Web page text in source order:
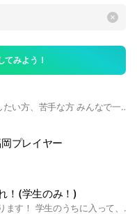
てみよう！
頭文字Dを極めたい方、攻略したい方、苦手な方 みんなで一緒に上手くなりましょ!! #頭文字D #アーケード #イニシャルD #イニD #ゲーセン #湾岸 #湾岸ミッドナイト
プレイヤー
！(学生のみ！)
ここは、学生のみとなっております！ 学生のうちに入って、そのまま大人になって居てもいいです！ 入ったのが学生であれば問題なしです！(高校卒業→大学4年間22歳までと致します！) 日本車、外国車関係なく好きな人来てくれると嬉しいです！ 湾岸ミッドナイトや頭文字D好きな人もOKです！ 車じゃないお話をしたい場合は、サブトークルームに入ってくれると助かります！ 今は少ないけど、10人目標(ライト)に 目指してるのでよかったら入ってください！ 主は中3です！ ～ルール～(長いけど読んでね) ･スタ連 ･暴言 ･下ネタ ･出会い厨 ･オフ会 ･初期アイコン ･即抜けは絶対やらないで下さい！ ノリでもやらせでもないです！ (理由がなければ再参加できません！) (理由があるなら言ってください！) ･質問抜け ･勝手に無断転載･無断保存 ･本名の苗字(下の名前はOK) ルールを守って楽しいオプにしよう！ それでは、オプで待ってるよ〜🎶 #くるま #車 #イニシャルd #頭文字D #日本車 #外国車 #新車 #中古車 #車好き #ドリフト #湾岸ミッドナイト #ライト #ライブトーク #学生 #楽しい #面白い #雑談